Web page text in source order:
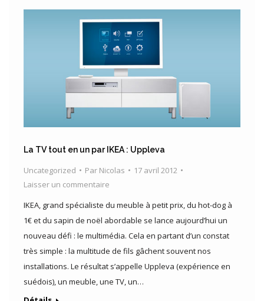
La TV tout en un par IKEA : Uppleva
Uncategorized Par Nicolas
17 avril 2012
Laisser un commentaire
IKEA, grand spécialiste du meuble à petit prix, du hot-dog à
1€ et du sapin de noël abordable se lance aujourd’hui un
nouveau défi : le multimédia. Cela en partant d’un constat
très simple : la multitude de fils gâchent souvent nos
installations. Le résultat s’appelle Uppleva (expérience en
suédois), un meuble, une TV, un…